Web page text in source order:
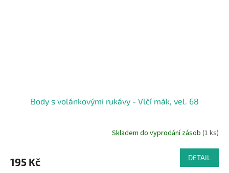
Body s volánkovými rukávy - Vlčí mák, vel. 68
Skladem do vyprodání zásob (1 ks)
195 Kč DETAIL